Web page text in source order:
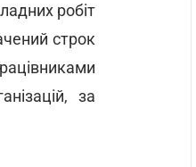
робіт
строк
за